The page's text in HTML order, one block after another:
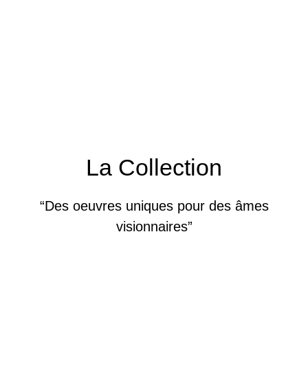
La Collection
“Des oeuvres uniques pour des âmes
visionnaires”